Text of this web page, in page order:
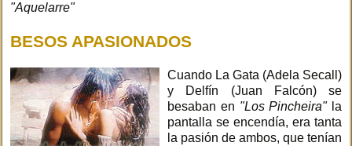
"Aquelarre"
BESOS APASIONADOS
Cuando La Gata (Adela Secall)
y Delfín (Juan Falcón) se
besaban en "Los Pincheira"la
pantalla se encendía, era tanta
la pasión de ambos, que tenían